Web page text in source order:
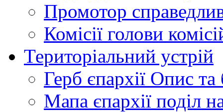
Промотор
Комісії голови
Територіальний устрій
Герб єпархії Опис та
Мапа єпархії поділ